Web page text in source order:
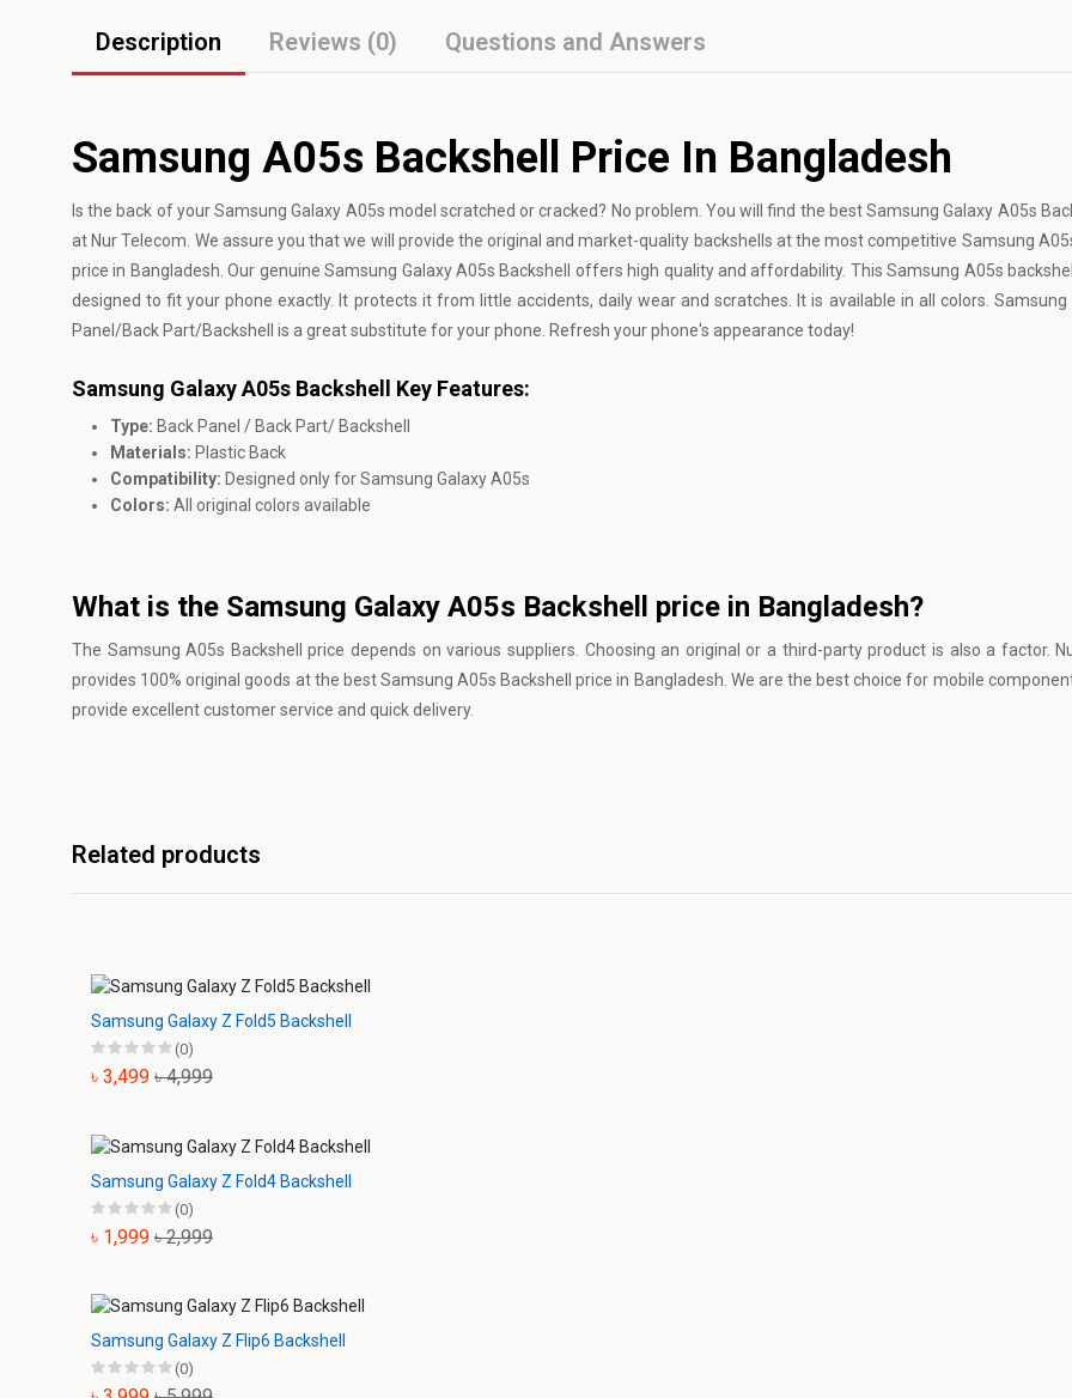
Description Reviews (0) Questions and Answers
Samsung A05s Backshell Price In Bangladesh
Is the back of your Samsung Galaxy A05s model scratched or cracked? No problem. You will find the best Samsung Galaxy A05s
at Nur Telecom. We assure you that we will provide the original and market-quality backshells at the most competitive Samsung
price in Bangladesh. Our genuine Samsung Galaxy A05s Backshell offers high quality and affordability. This Samsung A05s
designed to fit your phone exactly. It protects it from little accidents, daily wear and scratches. It is available in all colors. Samsung
Panel/Back Part/Backshell is a great substitute for your phone. Refresh your phone's appearance today!
Samsung Galaxy A05s Backshell Key Features:
Type: Back Panel / Back Part/ Backshell
Materials: Plastic Back
Compatibility: Designed only for Samsung Galaxy A05s
Colors: All original colors available
What is the Samsung Galaxy A05s Backshell price in Bangladesh?
The Samsung A05s Backshell price depends on various suppliers. Choosing an original or a third-party product is also a factor.
provides 100% original goods at the best Samsung A05s Backshell price in Bangladesh. We are the best choice for mobile
provide excellent customer service and quick delivery.
Related products
Samsung Galaxy Z Fold5 Backshell
(0)
৳ 3,499 ৳ 4,999
Samsung Galaxy Z Fold4 Backshell
(0)
৳ 1,999 ৳ 2,999
Samsung Galaxy Z Flip6 Backshell
(0)